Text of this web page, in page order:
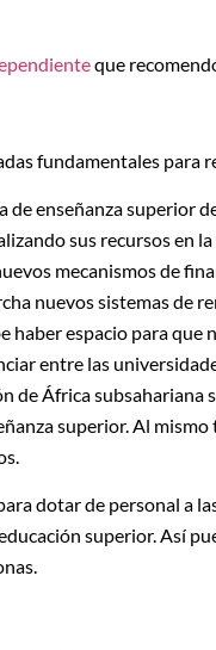
que
fundamentales para
de enseñanza superior
sus recursos en
mecanismos de
nuevos sistemas de
haber espacio para
entre las
de África subsahariana
superior. Al
dotar de personal a
superior. Así